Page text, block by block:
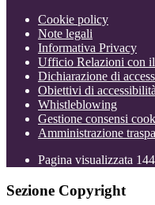
Cookie policy
Note legali
Informativa Privacy
Ufficio Relazioni con
Dichiarazione di
Obiettivi di
Whistleblowing
Gestione consensi
Amministrazione
Pagina visualizzata
Sezione Copyright